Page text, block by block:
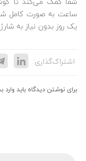
ساعت به صورت کامل
یک روز بدون نیاز به
اشتراک‌گذاری:
برای نوشتن دیدگاه باید وارد